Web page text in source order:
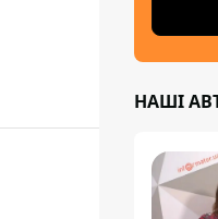
НАШІ